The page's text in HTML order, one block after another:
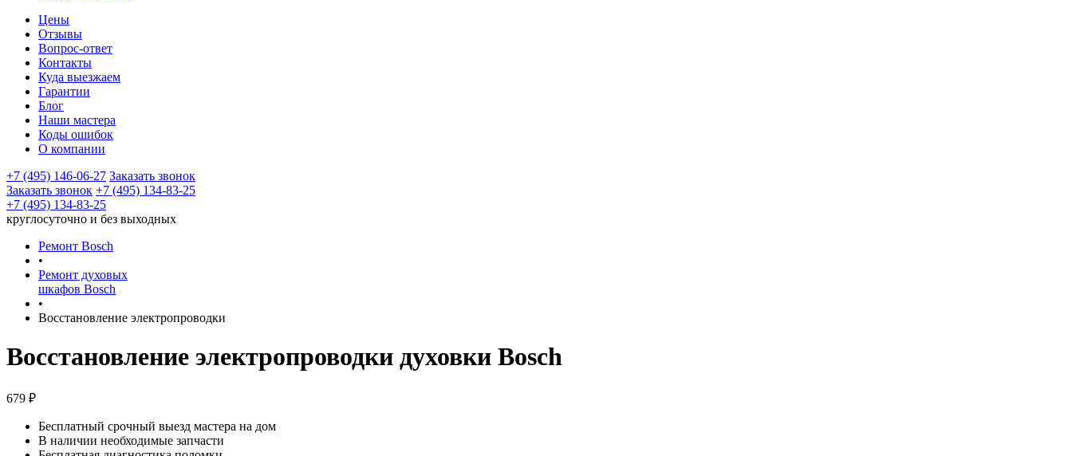
Цены
Отзывы
Вопрос-ответ
Контакты
Куда выезжаем
Гарантии
Блог
Наши мастера
Коды ошибок
О компании
+7 (495) 146-06-27 Заказать звонок
Заказать звонок +7 (495) 134-83-25
+7 (495) 134-83-25
круглосуточно и без выходных
Ремонт Bosch
•
Ремонт духовых
шкафов Bosch
•
Восстановление электропроводки
Восстановление электропроводки духовки Bosch
679 ₽
Бесплатный срочный выезд мастера на дом
В наличии необходимые запчасти